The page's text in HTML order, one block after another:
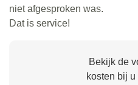
niet afgesproken was.
Dat is service!
Bekijk de
kosten bij